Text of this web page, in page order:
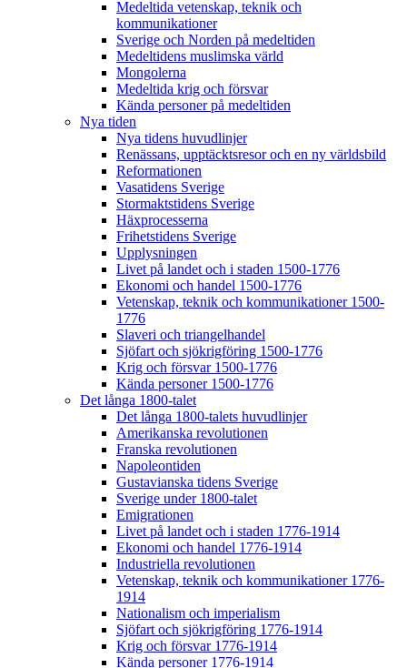
Medeltida vetenskap, teknik och
kommunikationer
Sverige och Norden på medeltiden
Medeltidens muslimska värld
Mongolerna
Medeltida krig och försvar
Kända personer på medeltiden
Nya tiden
Nya tidens huvudlinjer
Renässans, upptäcktsresor och en ny världsbild
Reformationen
Vasatidens Sverige
Stormaktstidens Sverige
Häxprocesserna
Frihetstidens Sverige
Upplysningen
Livet på landet och i staden 1500-1776
Ekonomi och handel 1500-1776
Vetenskap, teknik och kommunikationer 1500-
1776
Slaveri och triangelhandel
Sjöfart och sjökrigföring 1500-1776
Krig och försvar 1500-1776
Kända personer 1500-1776
Det långa 1800-talet
Det långa 1800-talets huvudlinjer
Amerikanska revolutionen
Franska revolutionen
Napoleontiden
Gustavianska tidens Sverige
Sverige under 1800-talet
Emigrationen
Livet på landet och i staden 1776-1914
Ekonomi och handel 1776-1914
Industriella revolutionen
Vetenskap, teknik och kommunikationer 1776-
1914
Nationalism och imperialism
Sjöfart och sjökrigföring 1776-1914
Krig och försvar 1776-1914
Kända personer 1776-1914